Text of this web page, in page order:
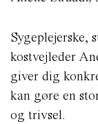
Sygeplejerske,
kostvejleder
giver dig
kan gøre en
og trivsel.